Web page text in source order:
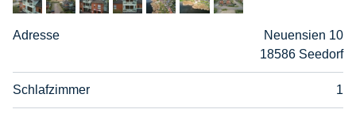
Adresse
Neuensien 10
18586 Seedorf
Schlafzimmer 1